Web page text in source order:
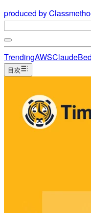
produced by
TrendingAWSClaude
目次